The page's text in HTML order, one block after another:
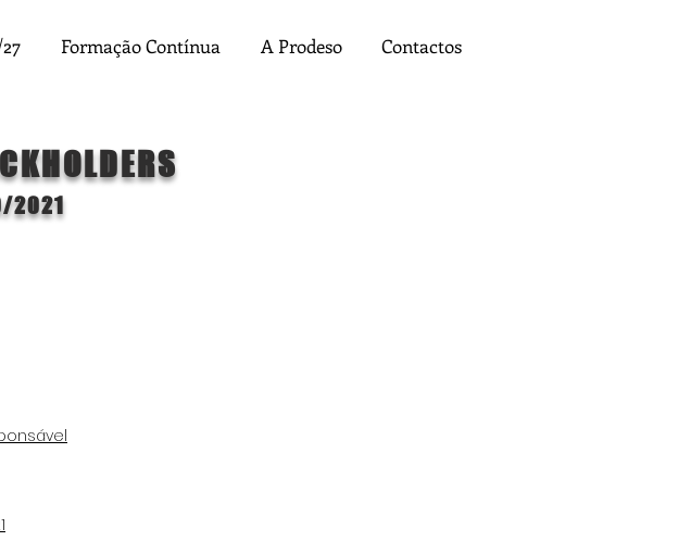
Formação Contínua A Prodeso Contactos
2021